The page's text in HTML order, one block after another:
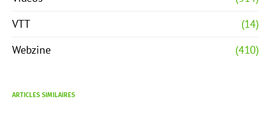
VTT
(14)
Webzine
(410)
ARTICLES SIMILAIRES